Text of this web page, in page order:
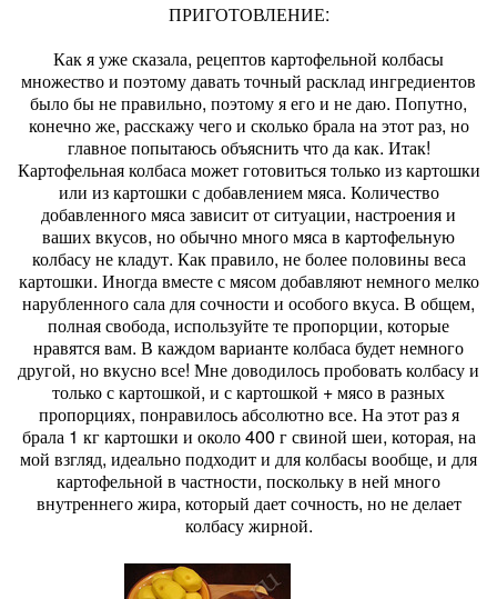
ПРИГОТОВЛЕНИЕ:
Как я уже сказала, рецептов картофельной колбасы
множество и поэтому давать точный расклад ингредиентов
было бы не правильно, поэтому я его и не даю. Попутно,
конечно же, расскажу чего и сколько брала на этот раз, но
главное попытаюсь объяснить что да как. Итак!
Картофельная колбаса может готовиться только из картошки
или из картошки с добавлением мяса. Количество
добавленного мяса зависит от ситуации, настроения и
ваших вкусов, но обычно много мяса в картофельную
колбасу не кладут. Как правило, не более половины веса
картошки. Иногда вместе с мясом добавляют немного мелко
нарубленного сала для сочности и особого вкуса. В общем,
полная свобода, используйте те пропорции, которые
нравятся вам. В каждом варианте колбаса будет немного
другой, но вкусно все! Мне доводилось пробовать колбасу и
только с картошкой, и с картошкой + мясо в разных
пропорциях, понравилось абсолютно все. На этот раз я
брала 1 кг картошки и около 400 г свиной шеи, которая, на
мой взгляд, идеально подходит и для колбасы вообще, и для
картофельной в частности, поскольку в ней много
внутреннего жира, который дает сочность, но не делает
колбасу жирной.